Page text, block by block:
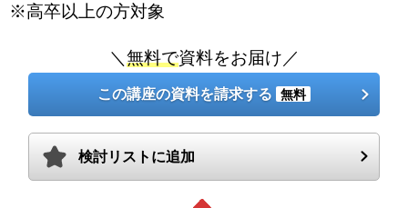
※高卒以上の方対象
＼ 無料で資料をお届け／
この講座の資料を請求する 無料
検討リストに追加